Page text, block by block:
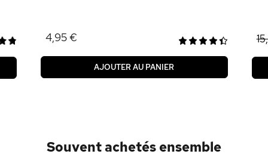
4,95 €
AJOUTER AU PANIER
Souvent achetés ensemble